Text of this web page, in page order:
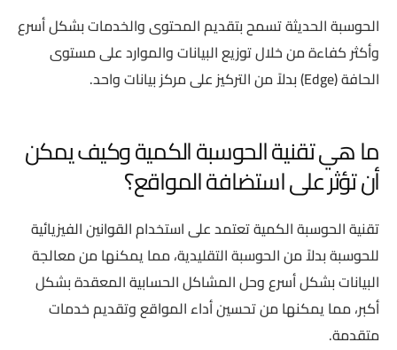
الحوسبة الحديثة تسمح بتقديم المحتوى والخدمات بشكل أسرع
وأكثر كفاءة من خلال توزيع البيانات والموارد على مستوى
الحافة (Edge) بدلاً من التركيز على مركز بيانات واحد.
ما هي تقنية الحوسبة الكمية وكيف يمكن
أن تؤثر على استضافة المواقع؟
تقنية الحوسبة الكمية تعتمد على استخدام القوانين الفيزيائية
للحوسبة بدلاً من الحوسبة التقليدية، مما يمكنها من معالجة
البيانات بشكل أسرع وحل المشاكل الحسابية المعقدة بشكل
أكبر، مما يمكنها من تحسين أداء المواقع وتقديم خدمات
متقدمة.